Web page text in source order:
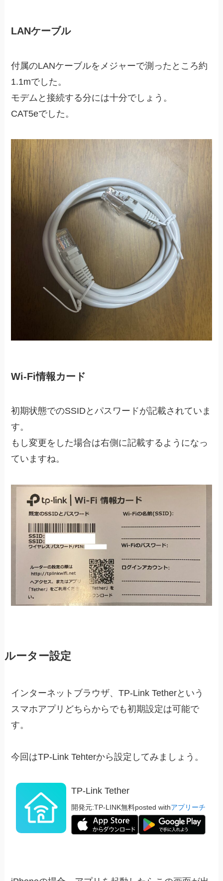
LANケーブル
付属のLANケーブルをメジャーで測ったところ約
1.1mでした。
モデムと接続する分には十分でしょう。
CAT5eでした。
Wi-Fi情報カード
初期状態でのSSIDとパスワードが記載されていま
す。
もし変更をした場合は右側に記載するようになっ
ていますね。
ルーター設定
インターネットブラウザ、TP-Link Tetherという
スマホアプリどちらからでも初期設定は可能で
す。
今回はTP-Link Tehterから設定してみましょう。
TP-Link Tether
開発元:TP-LINK無料posted withアプリーチ